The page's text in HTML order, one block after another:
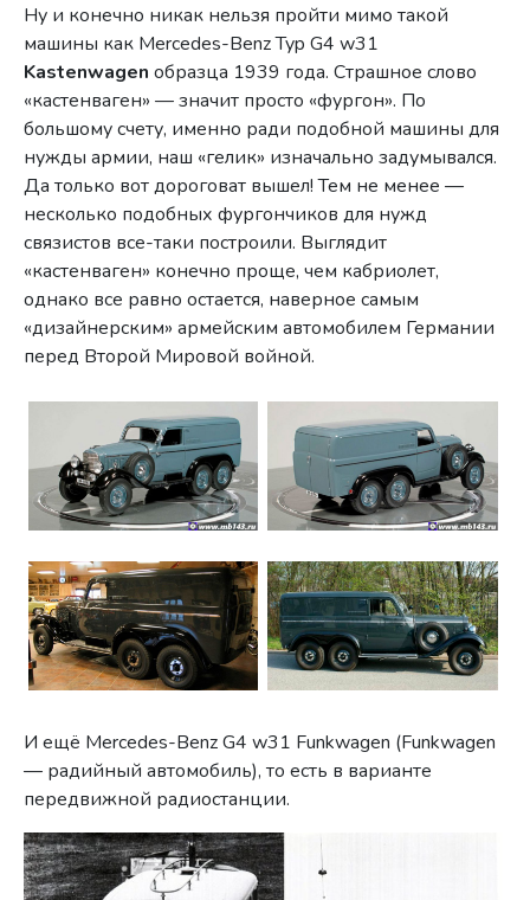
Ну и конечно никак нельзя пройти мимо такой
машины как Mercedes-Benz Typ G4 w31
Kastenwagen образца 1939 года. Страшное слово
«кастенваген» — значит просто «фургон». По
большому счету, именно ради подобной машины для
нужды армии, наш «гелик» изначально задумывался.
Да только вот дороговат вышел! Тем не менее —
несколько подобных фургончиков для нужд
связистов все-таки построили. Выглядит
«кастенваген» конечно проще, чем кабриолет,
однако все равно остается, наверное самым
«дизайнерским» армейским автомобилем Германии
перед Второй Мировой войной.
И ещё Mercedes-Benz G4 w31 Funkwagen (Funkwagen
— радийный автомобиль), то есть в варианте
передвижной радиостанции.